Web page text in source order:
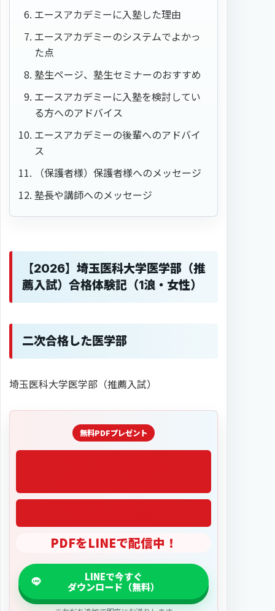
エースアカデミーに入塾した理由
エースアカデミーのシステムでよかっ
た点
塾生ページ、塾生セミナーのおすすめ
エースアカデミーに入塾を検討してい
る方へのアドバイス
エースアカデミーの後輩へのアドバイ
ス
（保護者様）保護者様へのメッセージ
塾長や講師へのメッセージ
【2026】埼玉医科大学医学部（推
薦入試）合格体験記（1浪・女性）
二次合格した医学部
埼玉医科大学医学部（推薦入試）
PDFをLINEで配信中！